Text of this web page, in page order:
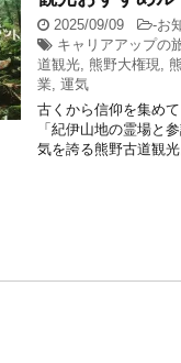
2025/09/09 -お
キャリアアップの
道観光, 熊野大権現,
業, 運気
古くから信仰を集め
「紀伊山地の霊場と
気を誇る熊野古道観